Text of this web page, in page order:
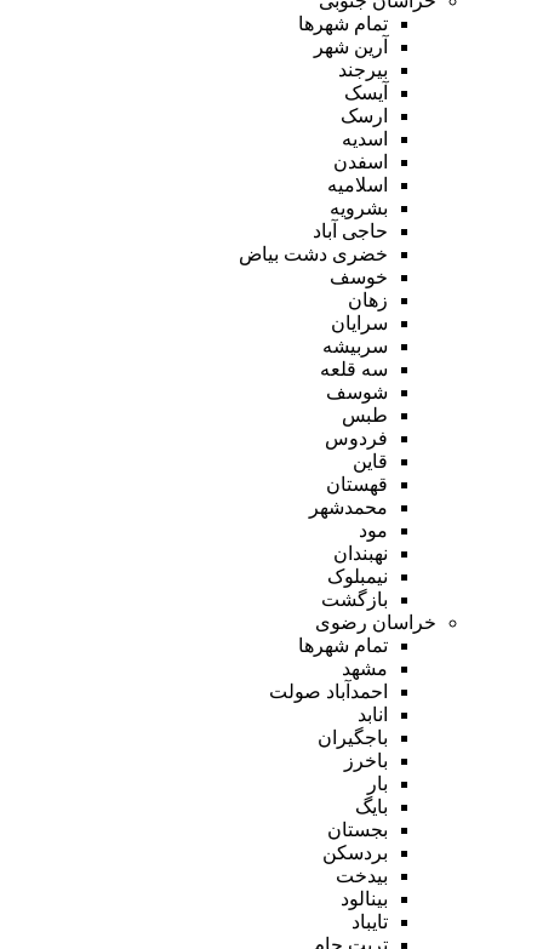
تمام شهر‌ها
آرین شهر
بیرجند
آیسک
ارسک
اسدیه
اسفدن
اسلامیه
بشرویه
حاجی آباد
خضری دشت بیاض
خوسف
زهان
سرایان
سربیشه
سه قلعه
شوسف
طبس
فردوس
قاین
قهستان
محمدشهر
مود
نهبندان
نیمبلوک
بازگشت
خراسان رضوی
تمام شهر‌ها
مشهد
احمدآباد صولت
انابد
باجگیران
باخرز
بار
بایگ
بجستان
بردسکن
بیدخت
بینالود
تایباد
تربت جام